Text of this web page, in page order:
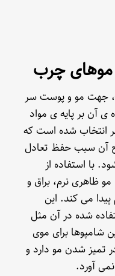
موهای چرب
جهت مو و پوست سر
ی آن بر پایه ی مواد
انتخاب شده است که
آن سبب حفظ تعادل
با استفاده از
ظاهری نرم، براق و
می کند. این
شده در آن مثل
شامپوها برای موی
شدن مو دارد و
آورد.